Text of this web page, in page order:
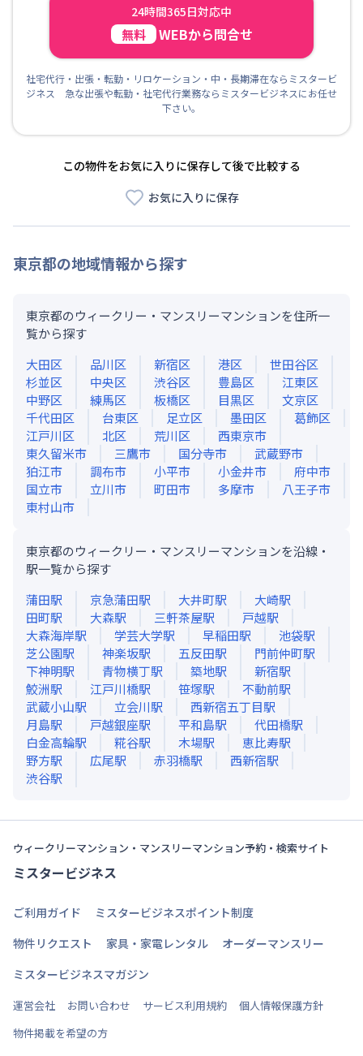
24時間365日対応中
無料 WEBから問合せ
社宅代行・出張・転勤・リロケーション・中・長期滞在ならミスタービ
ジネス 急な出張や転勤・社宅代行業務ならミスタービジネスにお任せ
下さい。
この物件をお気に入りに保存して後で比較する
お気に入りに保存
東京都の地域情報から探す
東京都のウィークリー・マンスリーマンションを住所一
覧から探す
大田区
品川区 新宿区 港区
世田谷区
杉並区
中央区 渋谷区 豊島区
江東区
中野区
練馬区 板橋区 目黒区
文京区
千代田区
台東区 足立区 墨田区
葛飾区
江戸川区
北区 荒川区
西東京市
東久留米市
三鷹市 国分寺市
武蔵野市
狛江市
調布市 小平市 小金井市
府中市
国立市
立川市 町田市 多摩市
八王子市
東村山市
東京都のウィークリー・マンスリーマンションを沿線・
駅一覧から探す
蒲田駅 京急蒲田駅 大井町駅 大崎駅
田町駅 大森駅 三軒茶屋駅 戸越駅
大森海岸駅 学芸大学駅 早稲田駅 池袋駅
芝公園駅 神楽坂駅 五反田駅 門前仲町駅
下神明駅 青物横丁駅 築地駅 新宿駅
鮫洲駅 江戸川橋駅 笹塚駅 不動前駅
武蔵小山駅 立会川駅 西新宿五丁目駅
月島駅 戸越銀座駅 平和島駅 代田橋駅
白金高輪駅 糀谷駅 木場駅 恵比寿駅
野方駅 広尾駅 赤羽橋駅 西新宿駅
渋谷駅
ウィークリーマンション・マンスリーマンション予約・検索サイト
ミスタービジネス
ご利用ガイド
ミスタービジネスポイント制度
物件リクエスト
家具・家電レンタル
オーダーマンスリー
ミスタービジネスマガジン
運営会社 お問い合わせ サービス利用規約
個人情報保護方針
物件掲載を希望の方